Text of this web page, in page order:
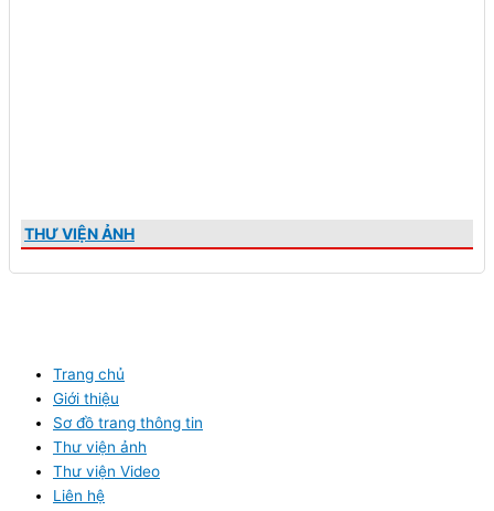
THƯ VIỆN ẢNH
Trang chủ
Giới thiệu
Sơ đồ trang thông tin
Thư viện ảnh
Thư viện Video
Liên hệ